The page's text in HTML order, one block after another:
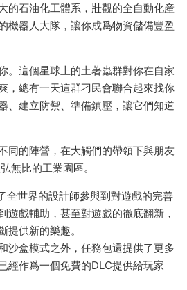
的石油化工體系，壯觀的全自動化産
機器人大隊，讓你成爲物資儲備豐盈
。這個星球上的土著蟲群對你在自家
，總有一天這群刁民會聯合起來找你
、建立防禦、準備鎮壓，讓它們知道
同的陣營，在大觸們的帶領下與朋友
無比的工業園區。
全世界的設計師參與到對遊戲的完善
遊戲輔助，甚至對遊戲的徹底翻新，
提供新的樂趣。
沙盒模式之外，任務包還提供了更多
經作爲一個免費的DLC提供給玩家